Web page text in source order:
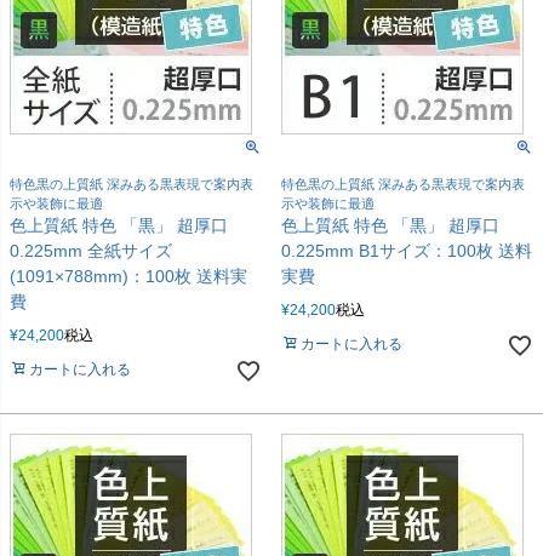
特色黒の上質紙 深みある黒表現で案内表
示や装飾に最適
色上質紙 特色 「黒」 超厚口
0.225mm 全紙サイズ
(1091×788mm)：100枚 送料実
費
¥24,200税込
カートに入れる
特色黒の上質紙 深みある黒表現で案内表
示や装飾に最適
色上質紙 特色 「黒」 超厚口
0.225mm B1サイズ：100枚 送料
実費
¥24,200税込
カートに入れる